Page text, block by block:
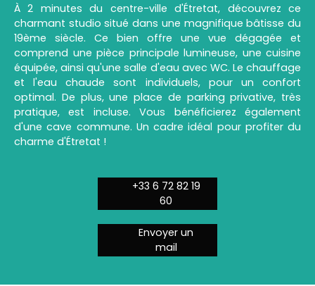
À 2 minutes du centre-ville d'Étretat, découvrez ce
charmant studio situé dans une magnifique bâtisse du
19ème siècle. Ce bien offre une vue dégagée et
comprend une pièce principale lumineuse, une cuisine
équipée, ainsi qu'une salle d'eau avec WC. Le chauffage
et l'eau chaude sont individuels, pour un confort
optimal. De plus, une place de parking privative, très
pratique, est incluse. Vous bénéficierez également
d'une cave commune. Un cadre idéal pour profiter du
charme d'Étretat !
+33 6 72 82 19
60
Envoyer un
mail